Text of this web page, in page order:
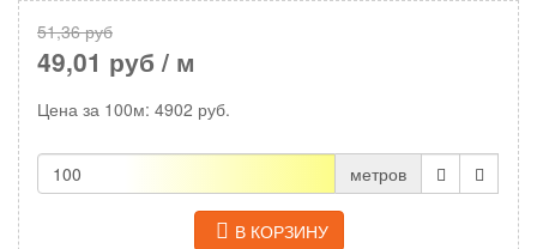
51,36 руб
49,01 руб / м
Цена за 100м: 4902 руб.
метров
В КОРЗИНУ